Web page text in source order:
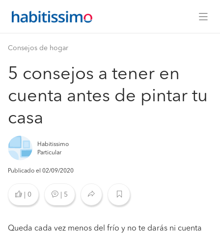
Consejos de hogar
5 consejos a tener en
cuenta antes de pintar tu
casa
Habitissimo
Particular
Publicado el 02/09/2020
0 5
Queda cada vez menos del frío y no te darás ni cuenta